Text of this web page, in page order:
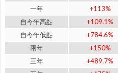
一年
+113%
自今年高點
+109.1%
自今年低點
+784.6%
兩年
+150%
三年
+489.7%